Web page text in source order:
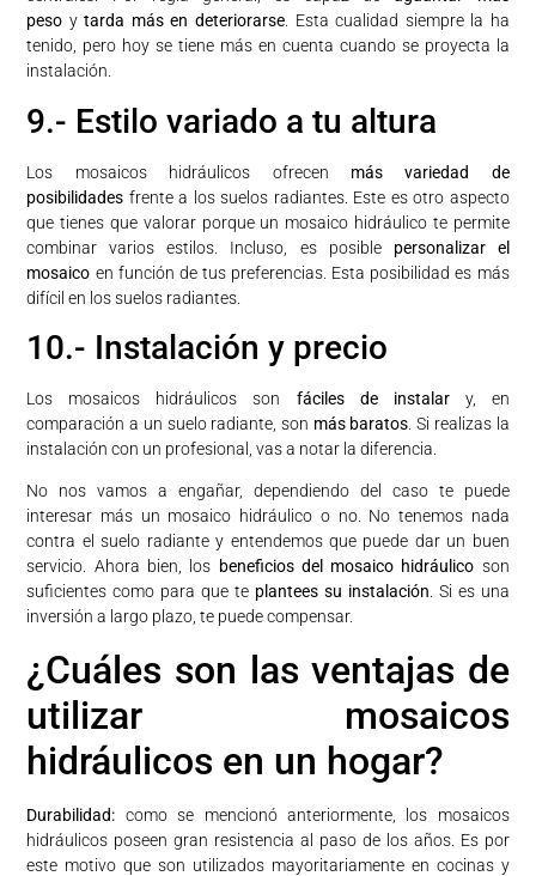
peso ytarda más en deteriorarse. Esta cualidad siempre la ha
tenido, pero hoy se tiene más en cuenta cuando se proyecta la
instalación.
9.- Estilo variado a tu altura
Los mosaicos hidráulicos ofrecen más variedad de
posibilidades frente a los suelos radiantes. Este es otro aspecto
que tienes que valorar porque un mosaico hidráulico te permite
combinar varios estilos. Incluso, es posible personalizar el
mosaico en función de tus preferencias. Esta posibilidad es más
difícil en los suelos radiantes.
10.- Instalación y precio
Los mosaicos hidráulicos son fáciles de instalary, en
comparación a un suelo radiante, son más baratos . Si realizas la
instalación con un profesional, vas a notar la diferencia.
No nos vamos a engañar, dependiendo del caso te puede
interesar más un mosaico hidráulico o no. No tenemos nada
contra el suelo radiante y entendemos que puede dar un buen
servicio. Ahora bien, los beneficios del mosaico hidráulico son
suficientes como para que te plantees su instalación. Si es una
inversión a largo plazo, te puede compensar.
¿Cuáles son las ventajas de
utilizar mosaicos
hidráulicos en un hogar?
Durabilidad: como se mencionó anteriormente, los mosaicos
hidráulicos poseen gran resistencia al paso de los años. Es por
este motivo que son utilizados mayoritariamente en cocinas y